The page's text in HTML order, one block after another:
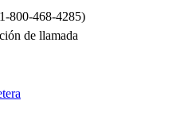
800-468-4285)
de llamada